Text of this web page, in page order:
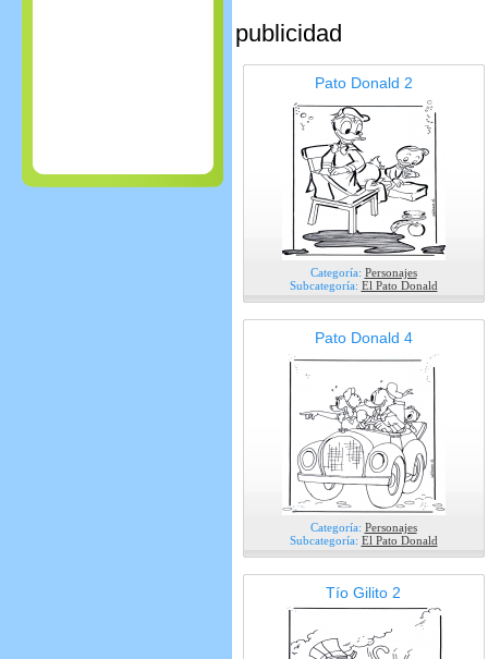
publicidad
Pato Donald 2
Categoría: Personajes
Subcategoría: El Pato Donald
Pato Donald 4
Categoría: Personajes
Subcategoría: El Pato Donald
Tío Gilito 2